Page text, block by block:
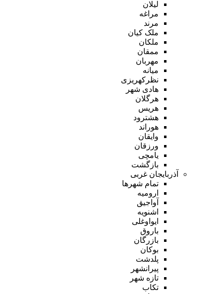
لیلان
مراغه
مرند
ملک کیان
ملکان
ممقان
مهربان
میانه
نظرکهریزی
هادی شهر
هرگلان
هریس
هشترود
هوراند
وایقان
ورزقان
یامچی
بازگشت
آذربایجان غربی
تمام شهر‌ها
ارومیه
آواجیق
اشنویه
ایواوغلی
باروق
بازرگان
بوکان
پلدشت
پیرانشهر
تازه شهر
تکاب